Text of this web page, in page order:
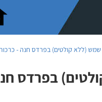
(ללא קולטים) בפרדס חנה - כרכור
בפרדס